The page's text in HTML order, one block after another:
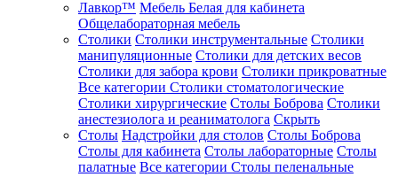
Лавкор™ Мебель Белая для кабинета
Общелабораторная мебель
Столики Столики инструментальные Столики
манипуляционные Столики для детских весов
Столики для забора крови Столики прикроватные
Все категории Столики стоматологические
Столики хирургические Столы Боброва Столики
анестезиолога и реаниматолога Скрыть
Столы Надстройки для столов Столы Боброва
Столы для кабинета Столы лабораторные Столы
палатные Все категории Столы пеленальные